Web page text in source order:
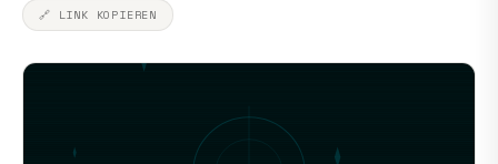
🔗 LINK KOPIEREN